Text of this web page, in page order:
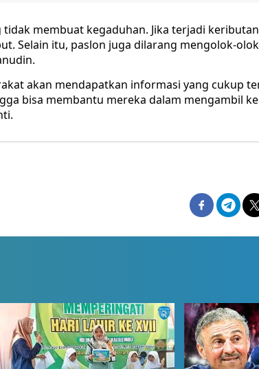
membuat kegaduhan. Jika terjadi
Selain itu, paslon juga dilarang mengolok-
akan mendapatkan informasi yang cukup
bisa membantu mereka dalam mengambil